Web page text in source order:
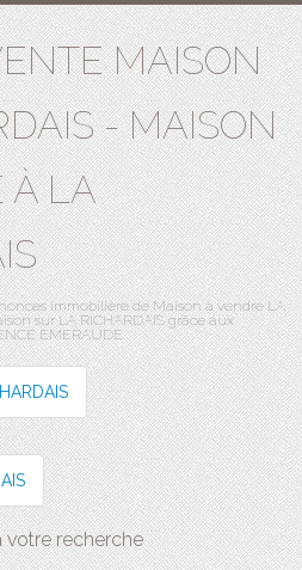
MAISON
- MAISON
À LA
immobilière de Maison à vendre LA
sur LA RICHARDAIS grâce aux
EMERAUDE.
votre recherche